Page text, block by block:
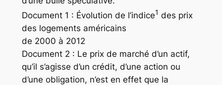
Document 1 : Évolution de l’indice1 des prix
des logements américains
de 2000 à 2012
Document 2 : Le prix de marché d’un actif,
qu’il s’agisse d’un crédit, d’une action ou
d’une obligation, n’est en effet que la